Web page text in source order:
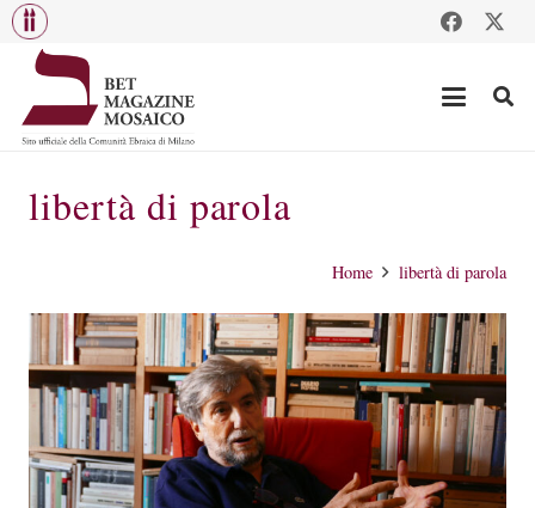
libertà di parola
Home libertà di parola